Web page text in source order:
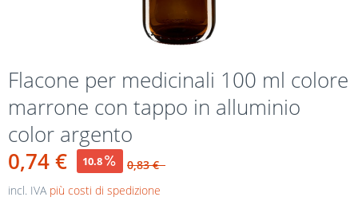
Flacone per medicinali 100 ml colore
marrone con tappo in alluminio
color argento
0,74 €
10.8
0,83 €
incl. IVA più costi di spedizione